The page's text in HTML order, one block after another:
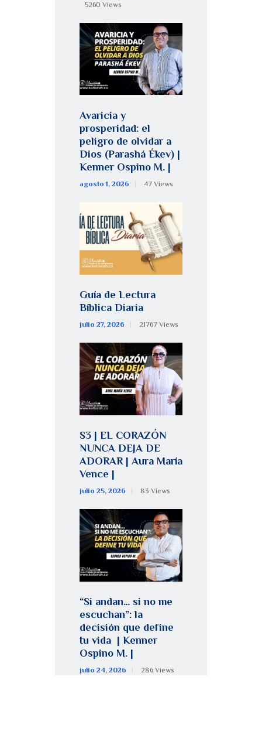
5260 Views
Avaricia y
prosperidad: el
peligro de olvidar a
Dios (Parashá Ékev) |
Kenner Ospino M. |
agosto 1, 2026 47 Views
Guía de Lectura
Bíblica Diaria
julio 27, 2026 21767 Views
S3 | EL CORAZÓN
NUNCA DEJA DE
ADORAR | Aura María
Vence |
julio 25, 2026 83 Views
“Si andan… si no me
escuchan”: la
decisión que define
tu vida | Kenner
Ospino M. |
julio 24, 2026 286 Views